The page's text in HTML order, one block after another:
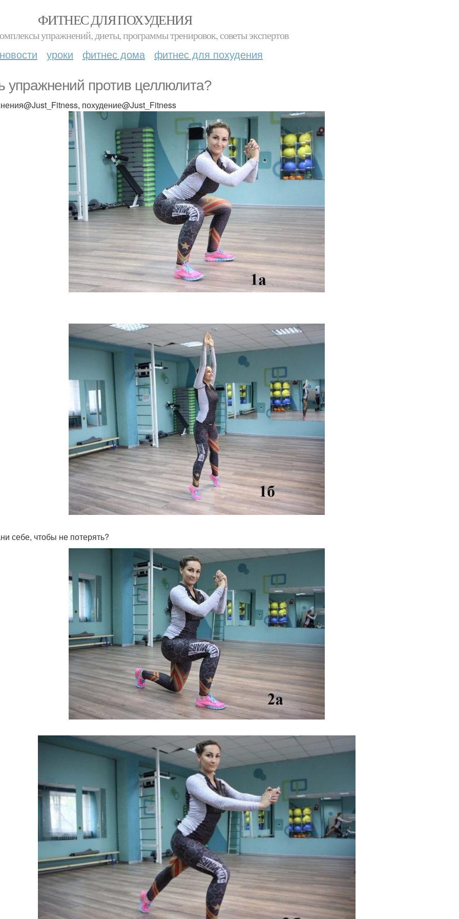
ФИТНЕС ДЛЯ ПОХУДЕНИЯ
упражнений, диеты, программы тренировок, советы экспертов
новости уроки фитнес дома фитнес для похудения
упражнений против целлюлита?
похудение@Just_Fitness
себе, чтобы не потерять?